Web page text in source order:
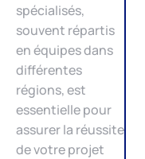
spécialisés,
souvent répartis
en équipes dans
différentes
régions, est
essentielle pour
assurer la réussite
de votre projet